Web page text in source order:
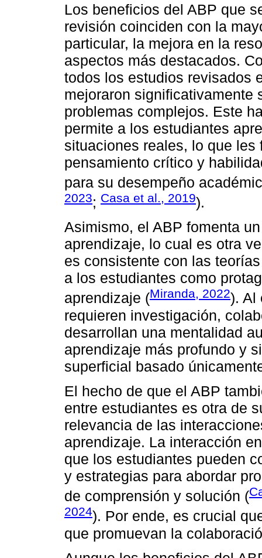
Los beneficios del ABP que
revisión coinciden con la
particular, la mejora en la
aspectos más destacados.
todos los estudios revisados
mejoraron significativamente
problemas complejos. Este
permite a los estudiantes
situaciones reales, lo que
pensamiento crítico y
para su desempeño
2023; Casa et al., 2019).
Asimismo, el ABP fomenta
aprendizaje, lo cual es otra
es consistente con las
a los estudiantes como
aprendizaje (Miranda, 2022). Al
requieren investigación,
desarrollan una mentalidad
aprendizaje más profundo y
superficial basado
El hecho de que el ABP
entre estudiantes es otra de
relevancia de las
aprendizaje. La interacción
que los estudiantes pueden
y estrategias para abordar
de comprensión y solución (
2024). Por ende, es crucial
que promuevan la